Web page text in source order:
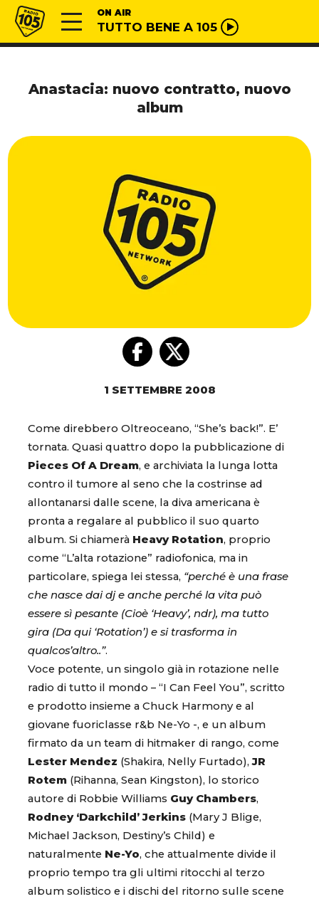
Vai al contenuto
Radio 105 ON AIR
TUTTO BENE A 105
Anastacia: nuovo contratto, nuovo
album
1 SETTEMBRE 2008
Come direbbero Oltreoceano, “She’s back!”. E’
tornata. Quasi quattro dopo la pubblicazione di
Pieces Of A Dream, e archiviata la lunga lotta
contro il tumore al seno che la costrinse ad
allontanarsi dalle scene, la diva americana è
pronta a regalare al pubblico il suo quarto
album. Si chiamerà Heavy Rotation, proprio
come “L’alta rotazione” radiofonica, ma in
particolare, spiega lei stessa, “perché è una frase
che nasce dai dj e anche perché la vita può
essere sì pesante (Cioè ‘Heavy’, ndr), ma tutto
gira (Da qui ‘Rotation’) e si trasforma in
qualcos’altro..”.
Voce potente, un singolo già in rotazione nelle
radio di tutto il mondo – “I Can Feel You”, scritto
e prodotto insieme a Chuck Harmony e al
giovane fuoriclasse r&b Ne-Yo -, e un album
firmato da un team di hitmaker di rango, come
Lester Mendez (Shakira, Nelly Furtado),JR
Rotem (Rihanna, Sean Kingston), lo storico
autore di Robbie Williams Guy Chambers,
Rodney ‘Darkchild’ Jerkins (Mary J Blige,
Michael Jackson, Destiny’s Child) e
naturalmente Ne-Yo, che attualmente divide il
proprio tempo tra gli ultimi ritocchi al terzo
album solistico e i dischi del ritorno sulle scene